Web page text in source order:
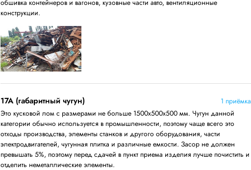
обшивка контейнеров и вагонов, кузовные части авто, вентиляционные
конструкции.
17А (габаритный чугун)
1 приёмка
Это кусковой лом с размерами не больше 1500х500х500 мм. Чугун данной
категории обычно используется в промышленности, поэтому чаще всего это
отходы производства, элементы станков и другого оборудования, части
электродвигателей, чугунная плитка и различные емкости. Засор не должен
превышать 5%, поэтому перед сдачей в пункт приема изделия лучше почистить и
отделить неметаллические элементы.